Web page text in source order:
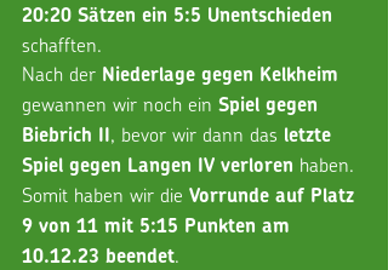
20:20 Sätzen ein 5:5 Unentschieden
schafften.
Nach der Niederlage gegen Kelkheim
gewannen wir noch ein Spiel gegen
Biebrich II, bevor wir dann das letzte
Spiel gegen Langen IV verloren haben.
Somit haben wir die Vorrunde auf Platz
9 von 11 mit 5:15 Punkten am
10.12.23 beendet.